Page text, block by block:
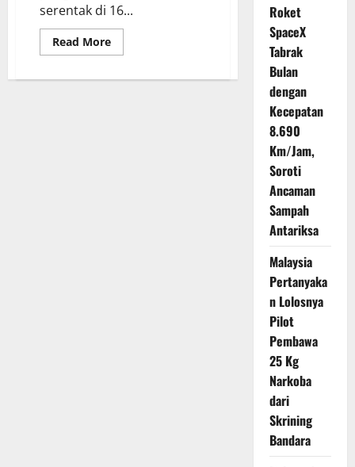
serentak di 16...
Read MoreRead
more
SMA
Roket
SpaceX
Tabrak
Bulan
dengan
Kecepatan
8.690
Km/Jam,
Soroti
Ancaman
Sampah
Antariksa
Malaysia
Pertanyaka
n Lolosnya
Pilot
Pembawa
25 Kg
Narkoba
dari
Skrining
Bandara